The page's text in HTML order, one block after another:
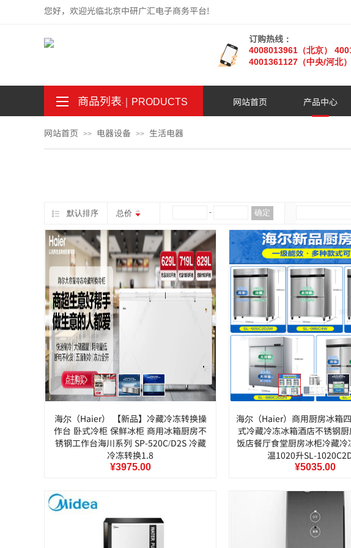
订购热线：
4008013961（北京）
4001361127 （中央/河北）
您好，欢迎光临北京中研广汇电子商务平台!
商品列表｜ PRODUCTS
.
。 网站首页 产品中心
网站首页 >> 电器设备 >> 生活电器
默认排序 总价 - 确定
海尔（Haier） 【新品】冷藏冷冻转换操
作台 卧式冷柜 保鲜冰柜 商用冰箱厨房不
锈钢工作台海川系列 SP-520C/D2S 冷藏
冷冻转换1.8
¥3975.00
海尔（Haier）商用厨房冰箱
式冷藏冷冻冰箱酒店不锈钢
饭店餐厅食堂厨房冰柜冷藏冷
温1020升SL-
¥5035.00